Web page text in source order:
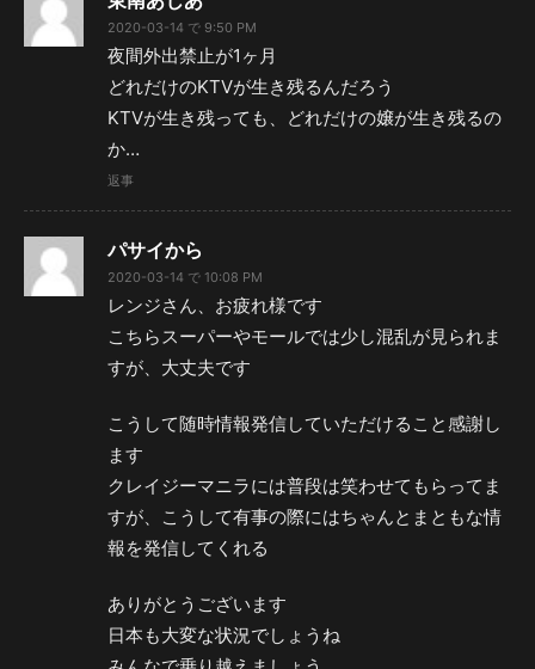
2020-03-14 で 9:50 PM
夜間外出禁止が1ヶ月
どれだけのKTVが生き残るんだろう
KTVが生き残っても、どれだけの嬢が生き残るの
か…
返事
パサイから
2020-03-14 で 10:08 PM
レンジさん、お疲れ様です
こちらスーパーやモールでは少し混乱が見られま
すが、大丈夫です
こうして随時情報発信していただけること感謝し
ます
クレイジーマニラには普段は笑わせてもらってま
すが、こうして有事の際にはちゃんとまともな情
報を発信してくれる
ありがとうございます
日本も大変な状況でしょうね